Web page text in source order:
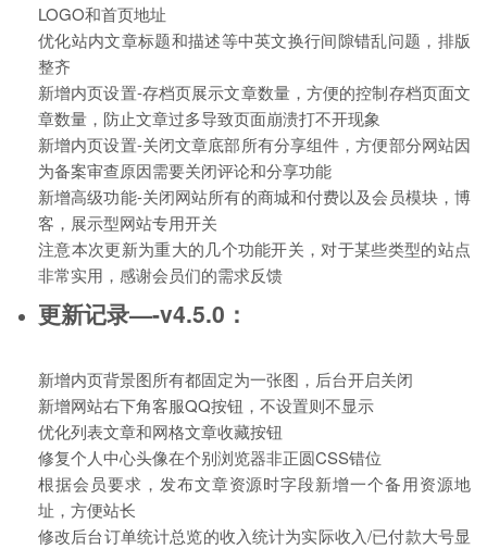
LOGO和首页地址
优化站内文章标题和描述等中英文换行间隙错乱问题，排版
整齐
新增内页设置-存档页展示文章数量，方便的控制存档页面文
章数量，防止文章过多导致页面崩溃打不开现象
新增内页设置-关闭文章底部所有分享组件，方便部分网站因
为备案审查原因需要关闭评论和分享功能
新增高级功能-关闭网站所有的商城和付费以及会员模块，博
客，展示型网站专用开关
注意本次更新为重大的几个功能开关，对于某些类型的站点
非常实用，感谢会员们的需求反馈
更新记录—-v4.5.0：
新增内页背景图所有都固定为一张图，后台开启关闭
新增网站右下角客服QQ按钮，不设置则不显示
优化列表文章和网格文章收藏按钮
修复个人中心头像在个别浏览器非正圆CSS错位
根据会员要求，发布文章资源时字段新增一个备用资源地
址，方便站长
修改后台订单统计总览的收入统计为实际收入/已付款大号显